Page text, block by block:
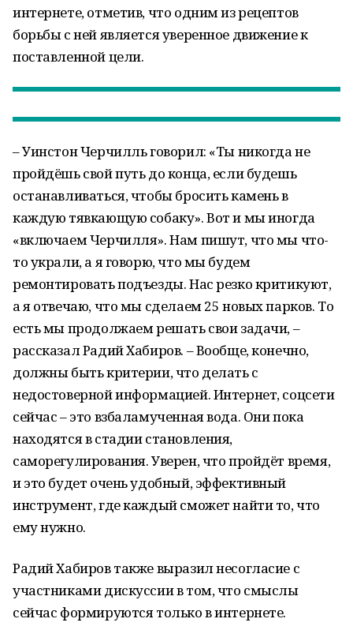
интернете, отметив, что одним из рецептов
борьбы с ней является уверенное движение к
поставленной цели.
– Уинстон Черчилль говорил: «Ты никогда не
пройдёшь свой путь до конца, если будешь
останавливаться, чтобы бросить камень в
каждую тявкающую собаку». Вот и мы иногда
«включаем Черчилля». Нам пишут, что мы что-
то украли, а я говорю, что мы будем
ремонтировать подъезды. Нас резко критикуют,
а я отвечаю, что мы сделаем 25 новых парков. То
есть мы продолжаем решать свои задачи, –
рассказал Радий Хабиров. – Вообще, конечно,
должны быть критерии, что делать с
недостоверной информацией. Интернет, соцсети
сейчас – это взбаламученная вода. Они пока
находятся в стадии становления,
саморегулирования. Уверен, что пройдёт время,
и это будет очень удобный, эффективный
инструмент, где каждый сможет найти то, что
ему нужно.
Радий Хабиров также выразил несогласие с
участниками дискуссии в том, что смыслы
сейчас формируются только в интернете.